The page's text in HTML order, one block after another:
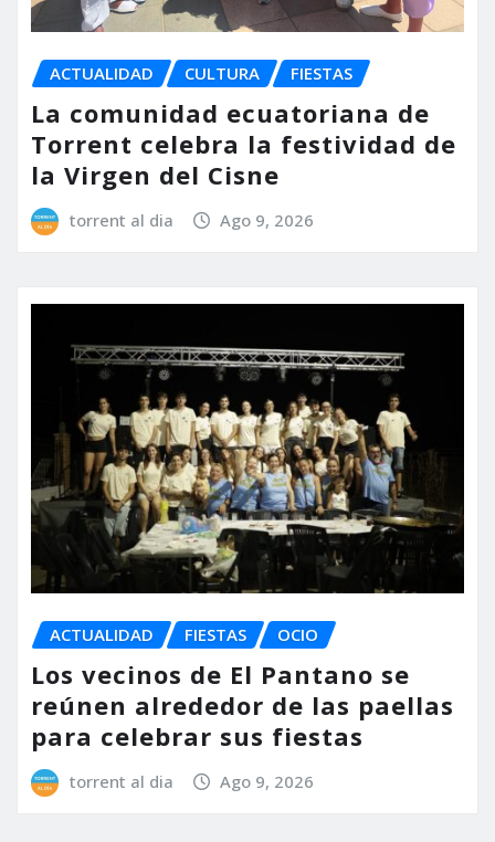
ACTUALIDAD CULTURA FIESTAS
La comunidad ecuatoriana de
Torrent celebra la festividad de
la Virgen del Cisne
torrent al dia Ago 9, 2026
ACTUALIDAD FIESTAS OCIO
Los vecinos de El Pantano se
reúnen alrededor de las paellas
para celebrar sus fiestas
torrent al dia Ago 9, 2026